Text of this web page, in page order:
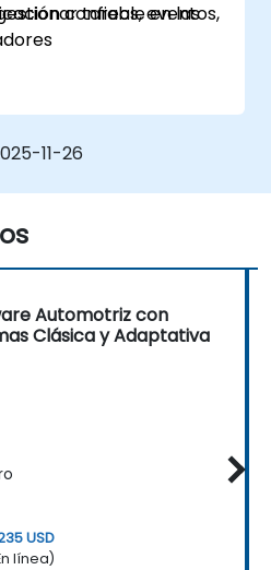
confiable en las
tareas, eventos,
incluyendo PDUR y
protocolos (CAN, LIN,
ellas
OS y COM utilizando
industria (Vector
el flujo de tareas y
una ECU basada en
11-26
Automotriz con
Clásica y Adaptativa
USD
línea)